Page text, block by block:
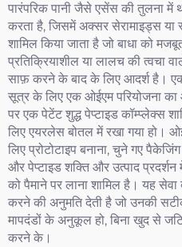
पारंपरिक पानी जैसे एसेंस की तुलना में
करता है, जिसमें अक्सर सेरामाइड्स या
शामिल किया जाता है जो बाधा को
प्रतिक्रियाशील या लालच की त्वचा
साफ़ करने के बाद के लिए आदर्श है।
सूत्र के लिए एक ओईएम परियोजना
पर एक पेटेंट शुद्ध पेप्टाइड कॉम्प्लेक्स
लिए एयरलेस बोतल में रखा गया हो।
लिए प्रोटोटाइप बनाना, चुने गए
और पेप्टाइड शक्ति और उत्पाद
को पैमाने पर लाना शामिल है। यह सेवा
करने की अनुमति देती है जो उनकी
मापदंडों के अनुकूल हो, बिना खुद से
करने के।